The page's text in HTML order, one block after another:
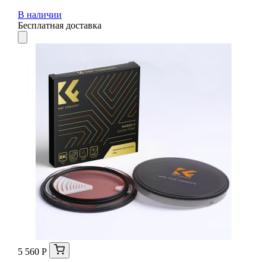
В наличии
Бесплатная доставка
5 560 Р